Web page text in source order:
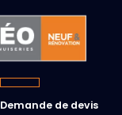
Demande de devis